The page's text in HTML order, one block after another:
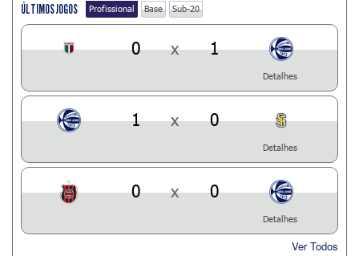
ÚLTIMOS JOGOS Profissional Base Sub-20
0 x 1
Detalhes
1 x 0
Detalhes
0 x 0
Detalhes
Ver Todos